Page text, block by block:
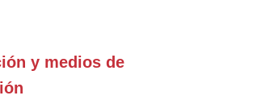
y medios de